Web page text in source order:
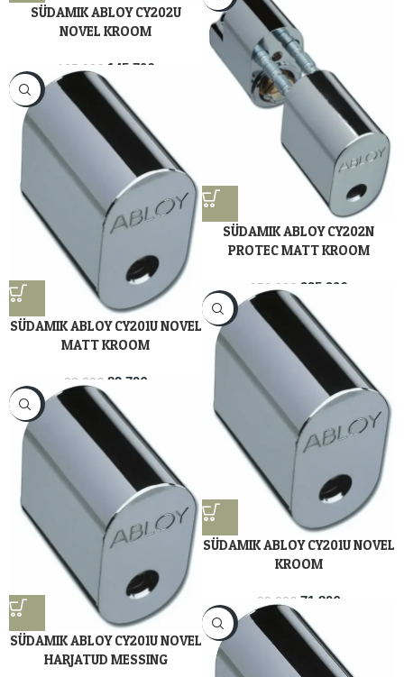
SÜDAMIK ABLOY CY202U
NOVEL KROOM
165.99 € 145.70€
Tasu kolme võrdse maksena 3 x
48.57€
SÜDAMIK ABLOY CY202N
PROTEC MATT KROOM
352.80 € 335.90€
Tasu kolme võrdse maksena 3 x
111.97€
-12%
SÜDAMIK ABLOY CY201U NOVEL
MATT KROOM
93.80 € 82.70€
Tasu kolme võrdse maksena 3 x
27.57€
-19%
SÜDAMIK ABLOY CY201U NOVEL
KROOM
89.00 € 71.80€
Tasu kolme võrdse maksena 3 x
23.93€
-13%
SÜDAMIK ABLOY CY201U NOVEL
HARJATUD MESSING
-26%